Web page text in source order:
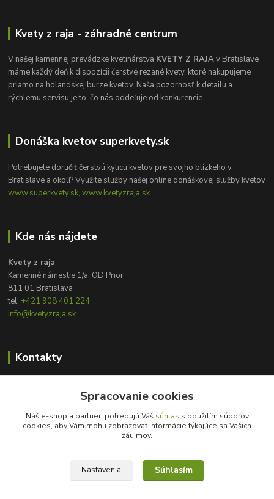
Kvety z raja - záhradné centrum
V našej kamennej prevádzke kvetinárstva KVETY Z RAJAv Bratislave
máme každý deň k dispozícii čerstvé rezané kvety, ktoré nakupujeme
priamo na holandskej burze kvetov. Naša pozornosť k detailu a
rýchlemu servisu je to, čo nás oddeľuje od konkurencie.
Donáška kvetov superkvety.sk
Potrebujete doručiť čerstvú kyticu kvetov pre svojho blízkeho v
Bratislave a okolí? Využite služby našej online donáškovej služby kvetov
www.superkvety.sk, www.kvetyzraja.sk
Kde nás nájdete
Kvety z raja
Kamenné námestie 1/a, OD Prior
811 01 Bratislava
tel: +421 908 401 224
info@kvetyzraja.sk
Kontakty
+421 908 401 224
info@kvetyzraja.sk
Spracovanie cookies
Náš e-shop a partneri potrebujú Váš súhlas s použitím súborov
cookies, aby Vám mohli zobrazovať informácie týkajúce sa Vašich
záujmov.
Nastavenia Súhlasím